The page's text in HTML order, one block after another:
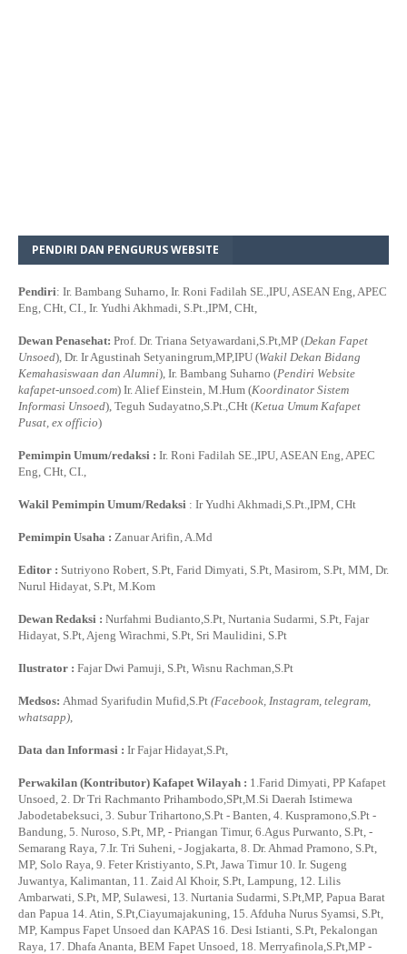
PENDIRI DAN PENGURUS WEBSITE
Pendiri: Ir. Bambang Suharno, Ir. Roni Fadilah SE.,IPU, ASEAN Eng, APEC
Eng, CHt, CI., Ir. Yudhi Akhmadi, S.Pt.,IPM, CHt,
Dewan Penasehat: Prof. Dr. Triana Setyawardani,S.Pt,MP (Dekan Fapet
Unsoed), Dr. Ir Agustinah Setyaningrum,MP,IPU (Wakil Dekan Bidang
Kemahasiswaan dan Alumni), Ir. Bambang Suharno (Pendiri Website
kafapet-unsoed.com) Ir. Alief Einstein, M.Hum (Koordinator Sistem
Informasi Unsoed), Teguh Sudayatno,S.Pt.,CHt (Ketua Umum Kafapet
Pusat, ex officio)
Pemimpin Umum/redaksi : Ir. Roni Fadilah SE.,IPU, ASEAN Eng, APEC
Eng, CHt, CI.,
Wakil Pemimpin Umum/Redaksi : Ir Yudhi Akhmadi,S.Pt.,IPM, CHt
Pemimpin Usaha : Zanuar Arifin, A.Md
Editor : Sutriyono Robert, S.Pt, Farid Dimyati, S.Pt, Masirom, S.Pt, MM, Dr.
Nurul Hidayat, S.Pt, M.Kom
Dewan Redaksi : Nurfahmi Budianto,S.Pt, Nurtania Sudarmi, S.Pt, Fajar
Hidayat, S.Pt, Ajeng Wirachmi, S.Pt, Sri Maulidini, S.Pt
Ilustrator : Fajar Dwi Pamuji, S.Pt, Wisnu Rachman,S.Pt
Medsos: Ahmad Syarifudin Mufid,S.Pt (Facebook, Instagram, telegram,
whatsapp),
Data dan Informasi : Ir Fajar Hidayat,S.Pt,
Perwakilan (Kontributor) Kafapet Wilayah : 1.Farid Dimyati, PP Kafapet
Unsoed, 2. Dr Tri Rachmanto Prihambodo,SPt,M.Si Daerah Istimewa
Jabodetabeksuci, 3. Subur Trihartono,S.Pt - Banten, 4. Kuspramono,S.Pt -
Bandung, 5. Nuroso, S.Pt, MP, - Priangan Timur, 6.Agus Purwanto, S.Pt, -
Semarang Raya, 7.Ir. Tri Suheni, - Jogjakarta, 8. Dr. Ahmad Pramono, S.Pt,
MP, Solo Raya, 9. Feter Kristiyanto, S.Pt, Jawa Timur 10. Ir. Sugeng
Juwantya, Kalimantan, 11. Zaid Al Khoir, S.Pt, Lampung, 12. Lilis
Ambarwati, S.Pt, MP, Sulawesi, 13. Nurtania Sudarmi, S.Pt,MP, Papua Barat
dan Papua 14. Atin, S.Pt,Ciayumajakuning, 15. Afduha Nurus Syamsi, S.Pt,
MP, Kampus Fapet Unsoed dan KAPAS 16. Desi Istianti, S.Pt, Pekalongan
Raya, 17. Dhafa Ananta, BEM Fapet Unsoed, 18. Merryafinola,S.Pt,MP -